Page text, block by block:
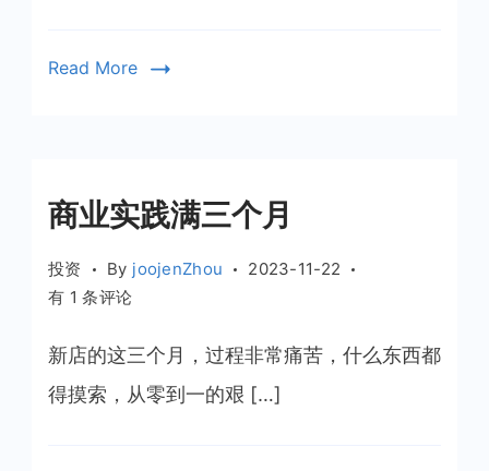
受
Read More
商业实践满三个月
投资 By joojenZhou
2023-11-22
商
实
践
满
有 1 条评论
新店的这三个月，过程非常痛苦，什么东西都
得摸索，从零到一的艰 […]